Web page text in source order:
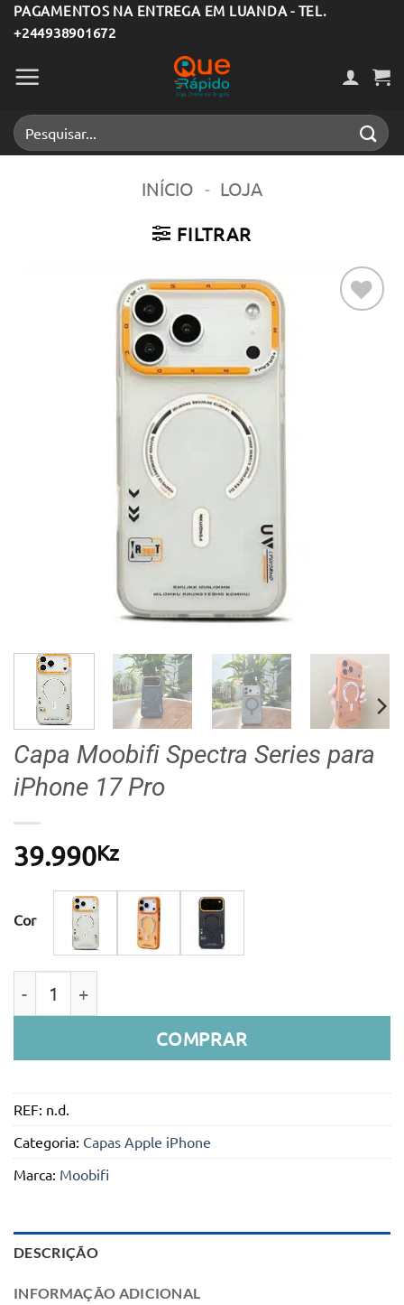
Skip
to
content
PAGAMENTOS NA ENTREGA EM LUANDA - TEL.
+244938901672
Pesquisar
por:
INÍCIO - LOJA
FILTRAR
Capa Moobifi Spectra Series para
iPhone 17 Pro
39.990Kz
Cor
COMPRAR
REF: n.d.
Categoria: Capas Apple iPhone
Marca: Moobifi
DESCRIÇÃO
INFORMAÇÃO ADICIONAL